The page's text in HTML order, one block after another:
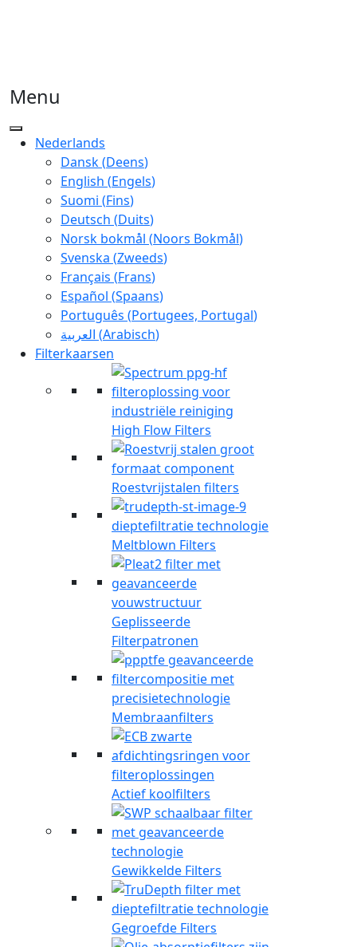
Menu
Nederlands
Dansk(Deens)
English (Engels)
Suomi (Fins)
Deutsch (Duits)
Norsk bokmål (Noors Bokmål)
Svenska (Zweeds)
Français (Frans)
Español (Spaans)
Português (Portugees, Portugal)
العربية (Arabisch)
Filterkaarsen
High Flow Filters
Roestvrijstalen filters
Meltblown Filters
Geplisseerde
Filterpatronen
Membraanfilters
Actief koolfilters
Gewikkelde Filters
Gegroefde Filters